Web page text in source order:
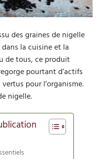
des graines de nigelle
la cuisine et la
de tous, ce produit
pourtant d’actifs
pour l’organisme.
nigelle.